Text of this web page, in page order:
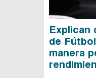
Explican
de
manera